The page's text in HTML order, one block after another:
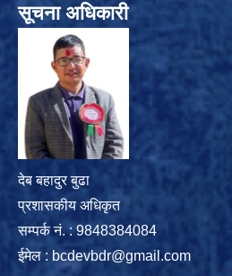
सूचना अधिकारी
देब बहादुर बुढा
प्रशासकीय अधिकृत
सम्पर्क नं. : 9848384084
ईमेल : bcdevbdr@gmail.com